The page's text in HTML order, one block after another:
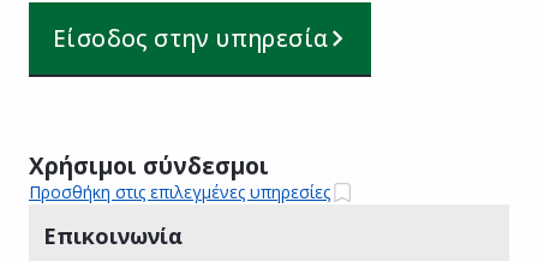
Είσοδος στην υπηρεσία
Χρήσιμοι σύνδεσμοι
Προσθήκη στις επιλεγμένες υπηρεσίες
Επικοινωνία